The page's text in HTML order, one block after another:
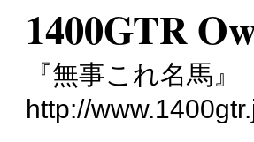
1400GTR
『無事これ名馬』
http://